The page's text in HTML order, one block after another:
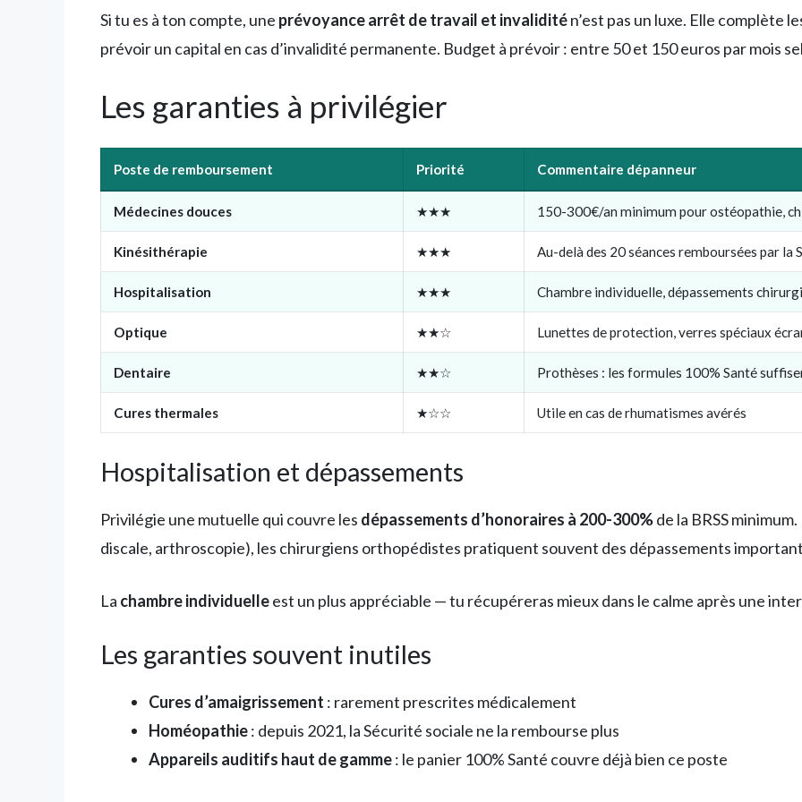
Si tu es à ton compte, une prévoyance arrêt de travail et invaliditén’est pas un luxe. Elle complète
prévoir un capital en cas d’invalidité permanente. Budget à prévoir : entre 50 et 150 euros par mois
Les garanties à privilégier
Poste de remboursement Priorité Commentaire dépanneur
Médecines douces ★★★ 150-300€/an minimum pour ostéopathie,
Kinésithérapie ★★★ Au-delà des 20 séances remboursées par la
Hospitalisation ★★★ Chambre individuelle, dépassements
Optique ★★☆ Lunettes de protection, verres spéciaux
Dentaire ★★☆ Prothèses : les formules 100% Santé
Cures thermales ★☆☆ Utile en cas de rhumatismes avérés
Hospitalisation et dépassements
Privilégie une mutuelle qui couvre les dépassements d’honoraires à 200-300%de la BRSS
discale, arthroscopie), les chirurgiens orthopédistes pratiquent souvent des dépassements
La chambre individuelleest un plus appréciable — tu récupéreras mieux dans le calme après une
Les garanties souvent inutiles
Cures d’amaigrissement : rarement prescrites médicalement
Homéopathie: depuis 2021, la Sécurité sociale ne la rembourse plus
Appareils auditifs haut de gamme: le panier 100% Santé couvre déjà bien ce poste